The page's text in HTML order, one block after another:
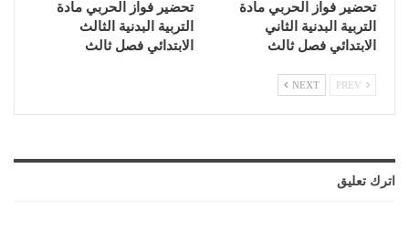
تحضير فواز الحربي مادة
التربية البدنية الثاني
الابتدائي فصل ثالث
تحضير فواز الحربي مادة
التربية البدنية الثالث
الابتدائي فصل ثالث
NEXT
اترك تعليق